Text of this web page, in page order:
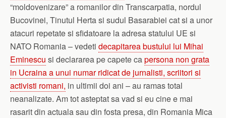
“moldovenizare” a romanilor din Transcarpatia, nordul
Bucovinei, Tinutul Herta si sudul Basarabiei cat si a unor
atacuri repetate si sfidatoare la adresa statului UE si
NATO Romania – vedeti decapitarea bustului lui Mihai
Eminescu si declararea pe capete capersona non grata
in Ucraina a unui numar ridicat de jurnalisti, scriitori si
activisti romani, in ultimii doi ani – au ramas total
neanalizate. Am tot asteptat sa vad si eu cine e mai
rasarit din actuala sau din fosta presa, din Romania Mica